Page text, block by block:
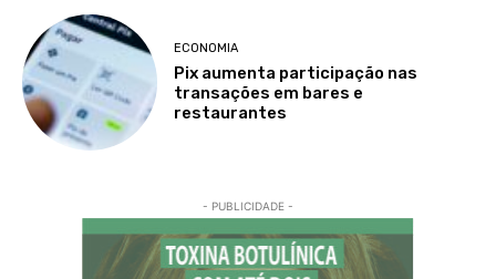
ECONOMIA
Pix aumenta participação nas
transações em bares e
restaurantes
- PUBLICIDADE -